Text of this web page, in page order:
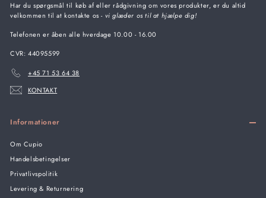
Har du spørgsmål til køb af eller rådgivning om vores produkter, er du altid
velkommen til at kontakte os - vi glæder os til at hjælpe dig!
Telefonen er åben alle hverdage 10.00 - 16.00
CVR: 44095599
+45 71 53 64 38
KONTAKT
Informationer
Om Cupio
Handelsbetingelser
Privatlivspolitik
Levering & Returnering